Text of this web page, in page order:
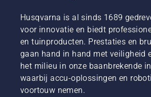
Husqvarna is al sinds 1689
voor innovatie en biedt
en tuinproducten. Prestaties en
gaan hand in hand met veiligheid
het milieu in onze baanbrekende
waarbij accu-oplossingen en
voortouw nemen.